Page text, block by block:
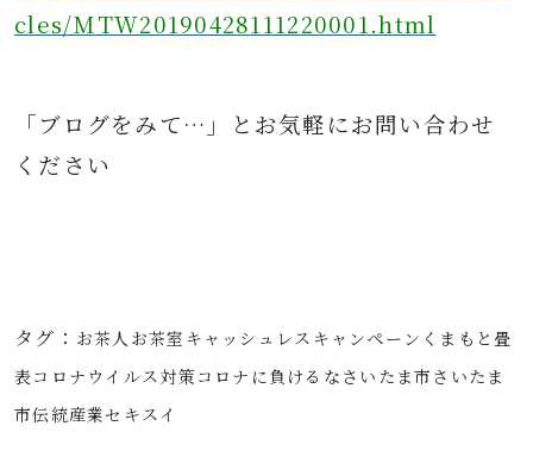
cles/MTW20190428111220001.html
「ブログをみて…」とお気軽にお問い合わせ
ください
タグ： お茶人 お茶室 キャッシュレス キャンペーン くまもと畳
表 コロナウイルス対策 コロナに負けるな さいたま市 さいたま
市伝統産業セキスイ